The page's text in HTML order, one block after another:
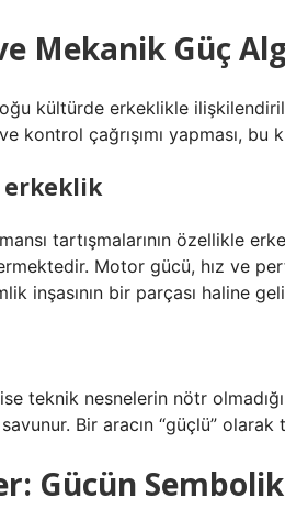
Mekanik Güç
kültürde erkeklikle
çağrışımı yapması, bu
tartışmalarının özellikle
Motor gücü, hız ve
inşasının bir parçası haline
teknik nesnelerin nötr
Bir aracın “güçlü” olarak
Gücün Sembolik